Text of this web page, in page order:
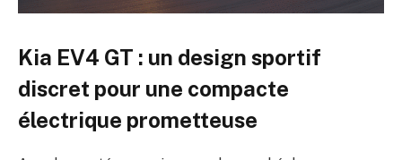
Kia EV4 GT : un design sportif
discret pour une compacte
électrique prometteuse